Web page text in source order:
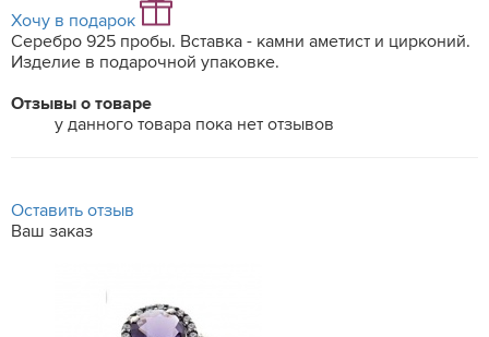
Хочу в подарок
Серебро 925 пробы. Вставка - камни аметист и цирконий.
Изделие в подарочной упаковке.
Отзывы о товаре
у данного товара пока нет отзывов
Оставить отзыв
Ваш заказ